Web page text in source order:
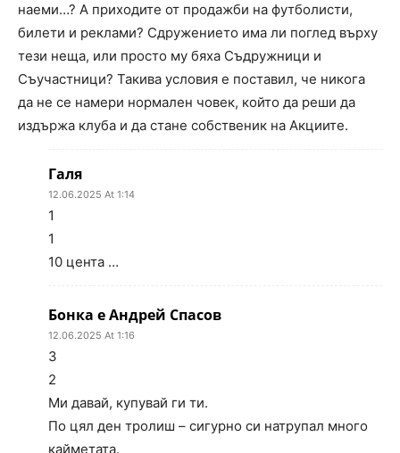
наеми…? А приходите от продажби на футболисти,
билети и реклами? Сдружението има ли поглед върху
тези неща, или просто му бяха Съдружници и
Съучастници? Такива условия е поставил, че никога
да не се намери нормален човек, който да реши да
издържа клуба и да стане собственик на Акциите.
Галя
12.06.2025 At 1:14
1
1
10 цента …
Бонка е Андрей Спасов
12.06.2025 At 1:16
3
2
Ми давай, купувай ги ти.
По цял ден тролиш – сигурно си натрупал много
кайметата.